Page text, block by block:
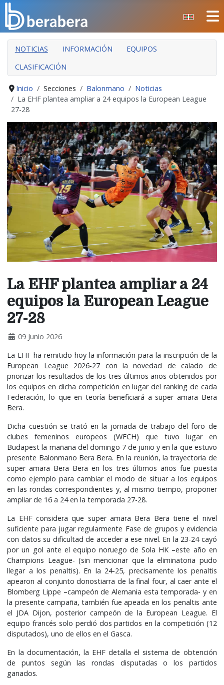
CERRAR
INICIO
CLUB
MANTEO
SECCIONES
EVENTOS
ÁREA SOCIAL
PREVENCIÓN DE LA VIOLENCIA
BERA BERA IZARRAK
NOTICIAS INFORMACIÓN
EQUIPOS
CLASIFICACIÓN
Inicio Secciones Balonmano
Noticias
La EHF plantea ampliar a 24 equipos la European League
27-28
La EHF plantea ampliar a 24
equipos la European League
27-28
09 Junio 2026
La EHF ha remitido hoy la información para la inscripción de la
European League 2026-27 con la novedad de calado de
priorizar los resultados de los tres últimos años obtenidos por
los equipos en dicha competición en lugar del ranking de cada
Federación, lo que en teoría beneficiará a super amara Bera
Bera.
Dicha cuestión se trató en la jornada de trabajo del foro de
clubes femeninos europeos (WFCH) que tuvo lugar en
Budapest la mañana del domingo 7 de junio y en la que estuvo
presente Balonmano Bera Bera. En la reunión, la trayectoria de
super amara Bera Bera en los tres últimos años fue puesta
como ejemplo para cambiar el modo de situar a los equipos
en las rondas correspondientes y, al mismo tiempo, proponer
ampliar de 16 a 24 en la temporada 27-28.
La EHF considera que super amara Bera Bera tiene el nivel
suficiente para jugar regularmente Fase de grupos y evidencia
con datos su dificultad de acceder a ese nivel. En la 23-24 cayó
por un gol ante el equipo noruego de Sola HK –este año en
Champions League- (sin mencionar que la eliminatoria pudo
llegar a los penaltis). En la 24-25, precisamente los penaltis
apearon al conjunto donostiarra de la final four, al caer ante el
Blomberg Lippe –campeón de Alemania esta temporada- y en
la presente campaña, también fue apeada en los penaltis ante
el JDA Dijon, posterior campeón de la European League. El
equipo francés solo perdió dos partidos en la competición (12
disputados), uno de ellos en el Gasca.
En la documentación, la EHF detalla el sistema de obtención
de puntos según las rondas disputadas o los partidos
ganados.